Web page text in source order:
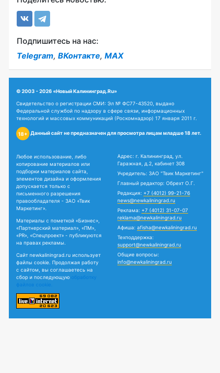
Подпишитесь на нас:
Telegram, ВКонтакте, MAX
© 2003 - 2026 «Новый Калининград.Ru»
Свидетельство о регистрации СМИ: Эл № ФС77-43520, выдано
Федеральной службой по надзору в сфере связи, информационных
технологий и массовых коммуникаций (Роскомнадзор) 17 января 2011 г.
18+ Данный сайт не предназначен для просмотра лицам младше 18 лет.
Любое использование, либо
копирование материалов или
подборки материалов сайта,
элементов дизайна и оформления
допускается только с
письменного разрешения
правообладателя - ЗАО «Твик
Маркетинг».
Материалы с пометкой «Бизнес»,
«Партнерский материал», «ПМ»,
«PR», «Спецпроект» - публикуются
на правах рекламы.
Сайт newkaliningrad.ru использует
файлы cookie. Продолжая работу
с сайтом, вы соглашаетесь на
сбор и последующую обработку
файлов cookie.
Адрес: г. Калининград, ул.
Гаражная, д.2, кабинет 308
Учредитель: ЗАО "Твик Маркетинг"
Главный редактор: Обрехт О.Г.
Редакция: +7 (4012) 99-21-76
news@newkaliningrad.ru
Реклама: +7 (4012) 31-07-07
reklama@newkaliningrad.ru
Афиша: afisha@newkaliningrad.ru
Техподдержка:
support@newkaliningrad.ru
Общие вопросы:
info@newkaliningrad.ru